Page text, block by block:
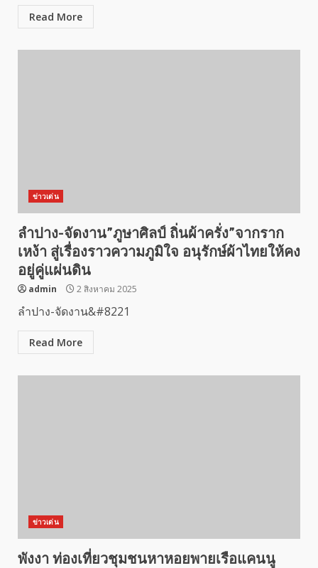
Read More
ข่าวเด่น
ลำปาง-จัดงาน”ภูษาศิลป์ ถิ่นผ้าครั่ง”จากราก
เหง้า สู่เรื่องราวความภูมิใจ อนุรักษ์ผ้าไทยให้คง
อยู่คู่แผ่นดิน
admin 2 สิงหาคม 2025
ลำปาง-จัดงาน&#8221
Read More
ข่าวเด่น
พังงา ท่องเที่ยวชุมชนหาหอยพายเรือแคนนู